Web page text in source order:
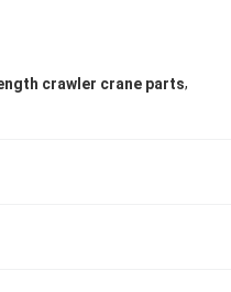
crawler crane parts,